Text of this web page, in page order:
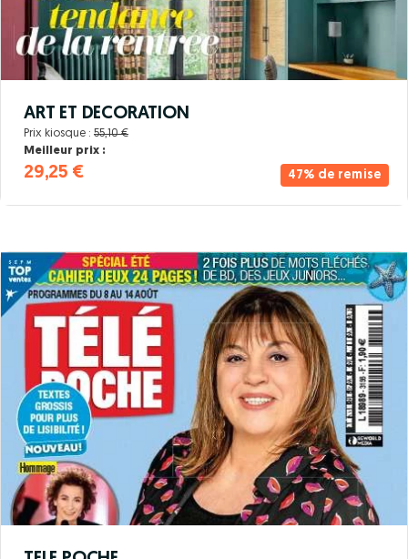
47% de remise
ART ET DECORATION
Prix kiosque : 55,10 €
Meilleur prix :
29,25 €